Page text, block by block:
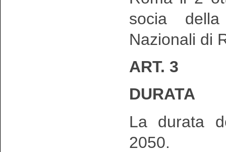
socia della
Nazionali di
ART. 3
DURATA
La durata
2050.